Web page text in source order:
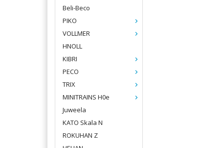
Beli-Beco
PIKO
VOLLMER
HNOLL
KIBRI
PECO
TRIX
MINITRAINS H0e
Juweela
KATO Skala N
ROKUHAN Z